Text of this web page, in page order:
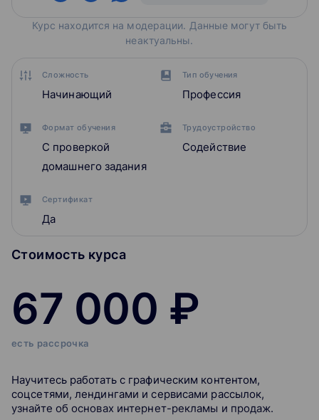
Курс находится на модерации. Данные могут быть
неактуальны.
Сложность
Начинающий
Тип обучения
Профессия
Формат обучения
С проверкой
домашнего задания
Трудоустройство
Содействие
Сертификат
Да
Стоимость курса
67 000 ₽
есть рассрочка
Научитесь работать с графическим контентом,
соцсетями, лендингами и сервисами рассылок,
узнайте об основах интернет-рекламы и продаж.